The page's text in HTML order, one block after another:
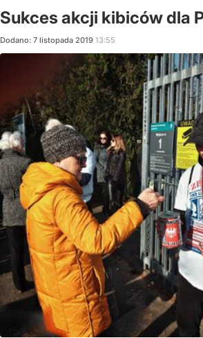
Sukces akcji kibiców dla
Dodano: 7 listopada 2019 13:55